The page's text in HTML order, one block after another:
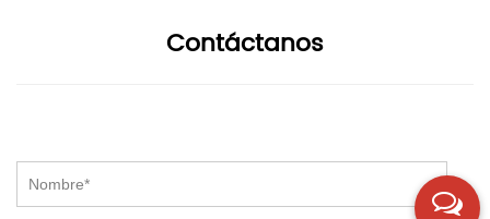
Contáctanos